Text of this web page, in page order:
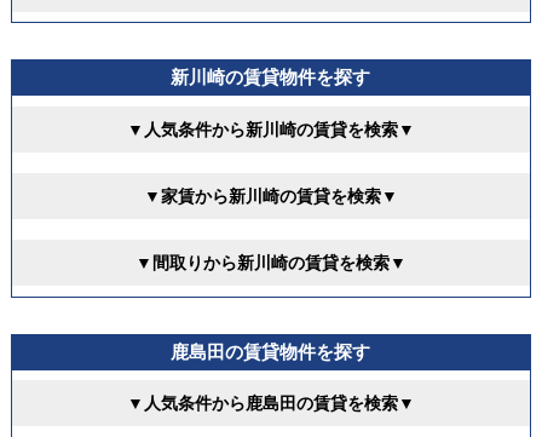
新川崎の賃貸物件を探す
▼人気条件から新川崎の賃貸を検索▼
▼家賃から新川崎の賃貸を検索▼
▼間取りから新川崎の賃貸を検索▼
鹿島田の賃貸物件を探す
▼人気条件から鹿島田の賃貸を検索▼